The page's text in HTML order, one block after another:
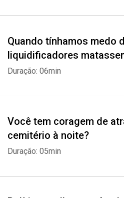
Quando tínhamos medo
liquidificadores
Duração: 06min
Você tem coragem de
cemitério à noite?
Duração: 05min